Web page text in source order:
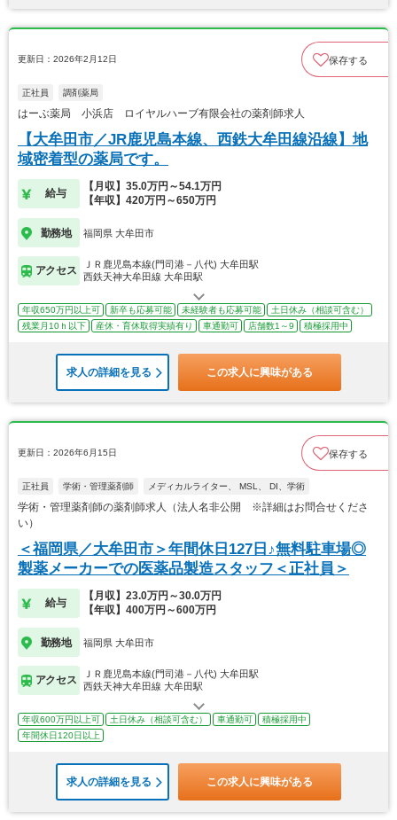
更新日：2026年2月12日 保存する
正社員 調剤薬局
はーぶ薬局 小浜店 ロイヤルハーブ有限会社の薬剤師求人
【大牟田市／JR鹿児島本線、西鉄大牟田線沿線】地
域密着型の薬局です。
給与
【月収】35.0万円～54.1万円
【年収】420万円～650万円
勤務地 福岡県 大牟田市
アクセス
ＪＲ鹿児島本線(門司港－八代) 大牟田駅
西鉄天神大牟田線 大牟田駅
年収650万円以上可 新卒も応募可能 未経験者も応募可能
土日休み（相談可含む）
残業月10ｈ以下
産休・育休取得実績有り 車通勤可 店舗数1～9 積極採用中
求人の詳細を見る この求人に興味がある
更新日：2026年6月15日 保存する
正社員 学術・管理薬剤師 メディカルライター、 MSL、 DI、学術
学術・管理薬剤師の薬剤師求人（法人名非公開 ※詳細はお問合せくださ
い）
＜福岡県／大牟田市＞年間休日127日♪無料駐車場◎
製薬メーカーでの医薬品製造スタッフ＜正社員＞
給与
【月収】23.0万円～30.0万円
【年収】400万円～600万円
勤務地 福岡県 大牟田市
アクセス
ＪＲ鹿児島本線(門司港－八代) 大牟田駅
西鉄天神大牟田線 大牟田駅
年収600万円以上可 土日休み（相談可含む） 車通勤可
積極採用中
年間休日120日以上
求人の詳細を見る この求人に興味がある